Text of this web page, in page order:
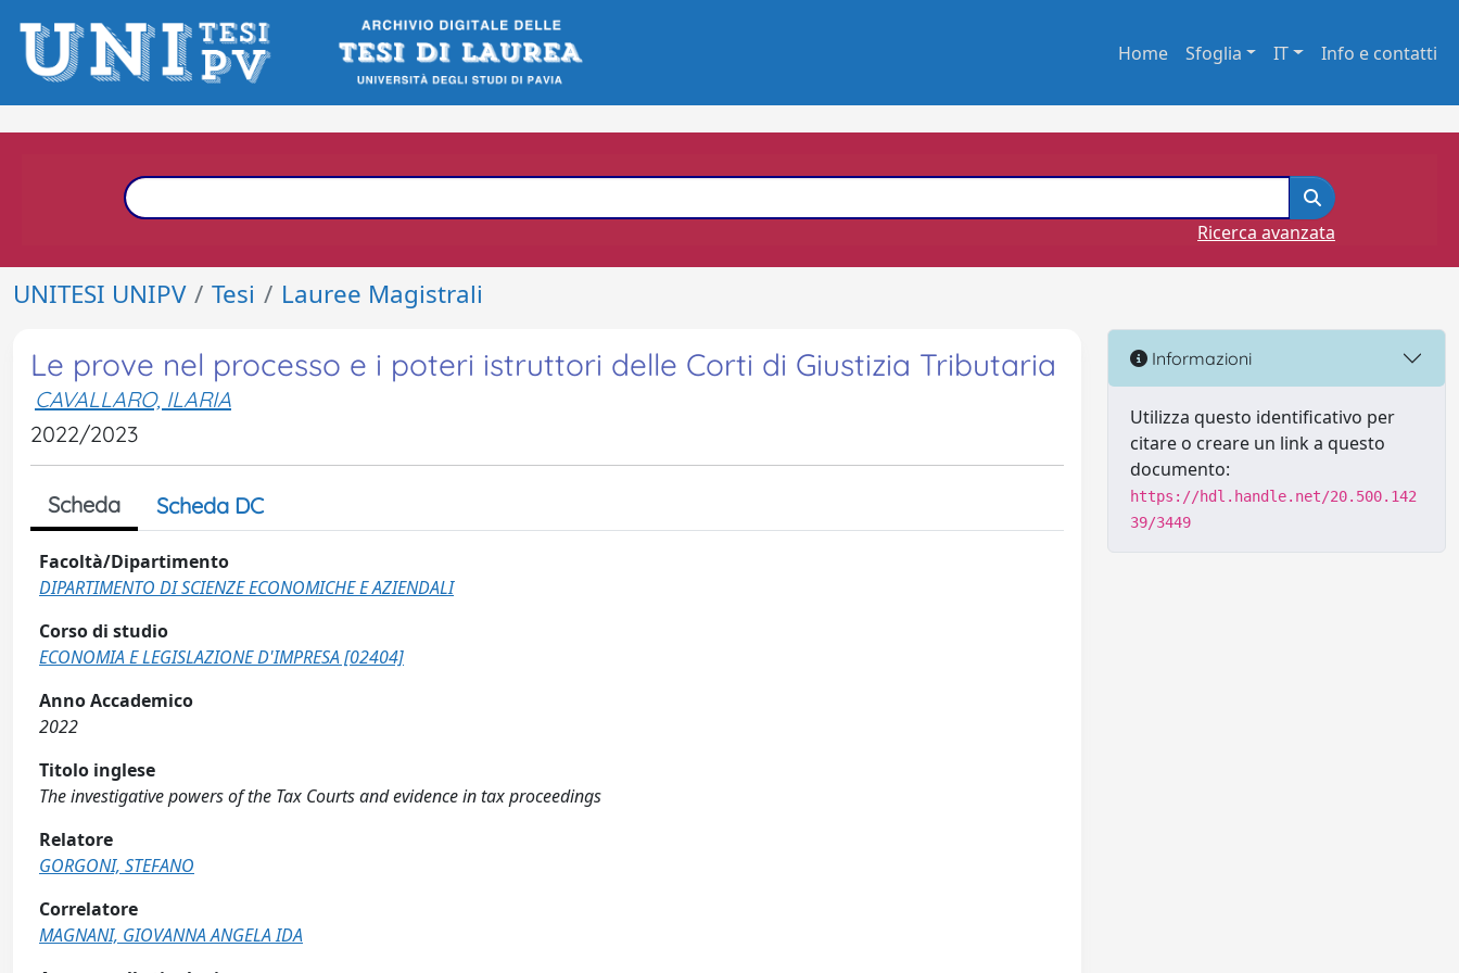
Home Sfoglia IT Info e contatti
Ricerca avanzata
UNITESI UNIPV Tesi Lauree Magistrali
Le prove nel processo e i poteri istruttori delle Corti di Giustizia Tributaria
CAVALLARO, ILARIA
2022/2023
Scheda Scheda DC
Facoltà/Dipartimento
DIPARTIMENTO DI SCIENZE ECONOMICHE E AZIENDALI
Corso di studio
ECONOMIA E LEGISLAZIONE D'IMPRESA [02404]
Anno Accademico
2022
Titolo inglese
The investigative powers of the Tax Courts and evidence in tax proceedings
Relatore
GORGONI, STEFANO
Correlatore
MAGNANI, GIOVANNA ANGELA IDA
Informazioni
Utilizza questo identificativo per
citare o creare un link a questo
documento:
https://hdl.handle.net/20.500.142
39/3449